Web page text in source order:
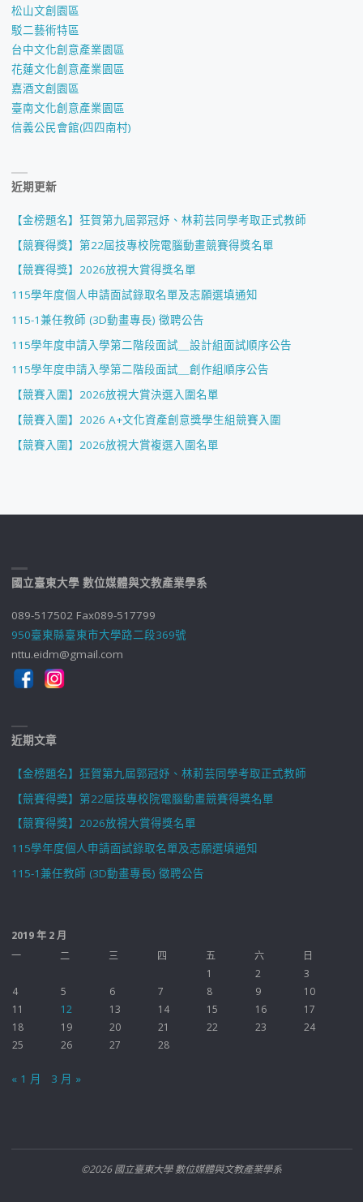
松山文創園區
駁二藝術特區
台中文化創意產業園區
花蓮文化創意產業園區
嘉酒文創園區
臺南文化創意產業園區
信義公民會館(四四南村)
近期更新
【金榜題名】狂賀第九屆郭冠妤、林莉芸同學考取正式教師
【競賽得獎】第22屆技專校院電腦動畫競賽得獎名單
【競賽得獎】2026放視大賞得獎名單
115學年度個人申請面試錄取名單及志願選填通知
115-1兼任教師 (3D動畫專長) 徵聘公告
115學年度申請入學第二階段面試＿設計組面試順序公告
115學年度申請入學第二階段面試＿創作組順序公告
【競賽入圍】2026放視大賞決選入圍名單
【競賽入圍】2026 A+文化資產創意獎學生組競賽入圍
【競賽入圍】2026放視大賞複選入圍名單
國立臺東大學 數位媒體與文教產業學系
089-517502 Fax089-517799
950臺東縣臺東市大學路二段369號
nttu.eidm@gmail.com
近期文章
【金榜題名】狂賀第九屆郭冠妤、林莉芸同學考取正式教師
【競賽得獎】第22屆技專校院電腦動畫競賽得獎名單
【競賽得獎】2026放視大賞得獎名單
115學年度個人申請面試錄取名單及志願選填通知
115-1兼任教師 (3D動畫專長) 徵聘公告
2019 年 2 月
一
二 三 四 五 六
日
1
2
3
4
5 6 7 8 9
10
11
12 13 14 15 16
17
18
19 20 21 22 23
24
25
26 27 28
« 1 月 3 月 »
©2026 國立臺東大學 數位媒體與文教產業學系